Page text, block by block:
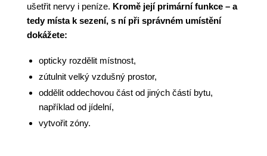
ušetřit nervy i peníze. Kromě její primární funkce – a
tedy místa k sezení, s ní při správném umístění
dokážete:
opticky rozdělit místnost,
zútulnit velký vzdušný prostor,
oddělit oddechovou část od jiných částí bytu,
například od jídelní,
vytvořit zóny.